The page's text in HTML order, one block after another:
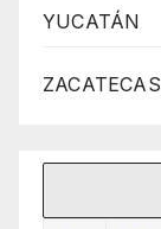
YUCATÁN
ZACATECAS